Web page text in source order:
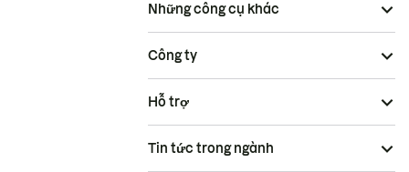
Những công cụ khác
Công ty
Hỗ trợ
Tin tức trong ngành